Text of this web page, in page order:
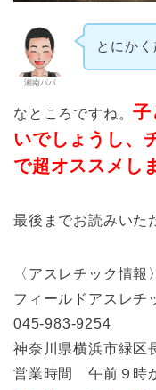
湘南パパ
とにか
なところですね。子
いでしょうし、
で超オススメし
最後までお読みいた
〈アスレチック情報〉
フィールドアスレチ
045-983-9254
神奈川県横浜市緑区
営業時間 午前９時